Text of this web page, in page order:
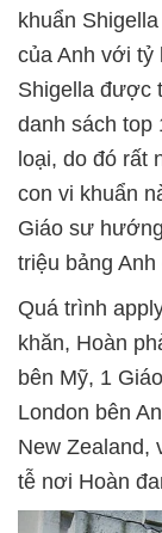
khuẩn
của Anh với tỷ
Shigella được
danh sách top
loại, do đó rất
con vi khuẩn
Giáo sư
triệu bảng
Quá trình
khăn, Hoàn
bên Mỹ, 1
London bên
New Zealand,
tễ nơi Hoàn